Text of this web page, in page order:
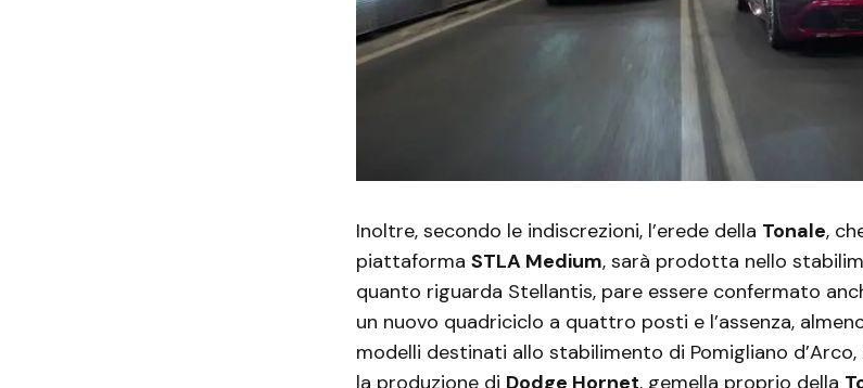
Inoltre, secondo le indiscrezioni, l’erede della Tonale,
piattaforma STLA Medium, sarà prodotta nello
quanto riguarda Stellantis, pare essere confermato
un nuovo quadriciclo a quattro posti e l’assenza,
modelli destinati allo stabilimento di Pomigliano